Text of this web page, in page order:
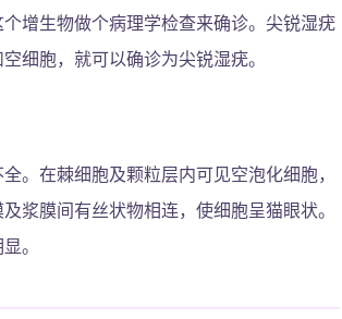
增生物做个病理学检查来确诊。尖锐湿疣
细胞，就可以确诊为尖锐湿疣。
。在棘细胞及颗粒层内可见空泡化细胞，
浆膜间有丝状物相连，使细胞呈猫眼状。
。